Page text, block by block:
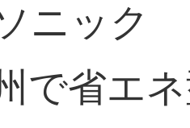
ニック
で省エ